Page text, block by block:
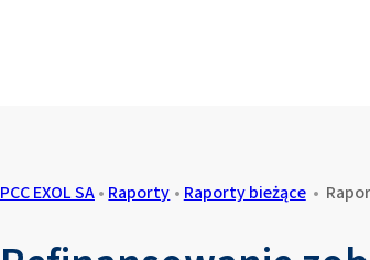
PCC EXOL SA• Raporty • Raporty bieżące •